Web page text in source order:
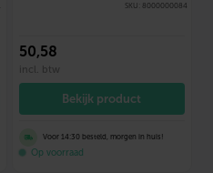
SKU: 8000000084
50,58
incl. btw
Bekijk product
Voor 14:30 besteld, morgen in huis!
Op voorraad